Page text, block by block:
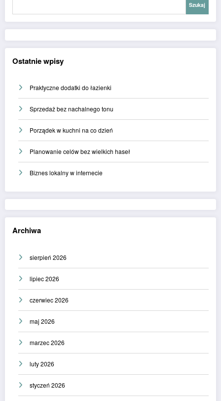
Szukaj
Ostatnie wpisy
Praktyczne dodatki do łazienki
Sprzedaż bez nachalnego tonu
Porządek w kuchni na co dzień
Planowanie celów bez wielkich haseł
Biznes lokalny w internecie
Archiwa
sierpień 2026
lipiec 2026
czerwiec 2026
maj 2026
marzec 2026
luty 2026
styczeń 2026